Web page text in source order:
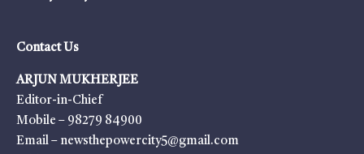
Contact Us
ARJUN MUKHERJEE
Editor-in-Chief
Mobile – 98279 84900
Email – newsthepowercity5@gmail.com